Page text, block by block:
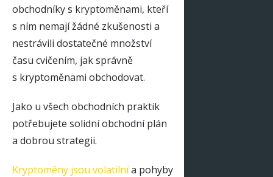
obchodníky s kryptoměnami, kteří
s ním nemají žádné zkušenosti a
nestrávili dostatečné množství
času cvičením, jak správně
s kryptoměnami obchodovat.
Jako u všech obchodních praktik
potřebujete solidní obchodní plán
a dobrou strategii.
Kryptoměny jsou volatilnía pohyby